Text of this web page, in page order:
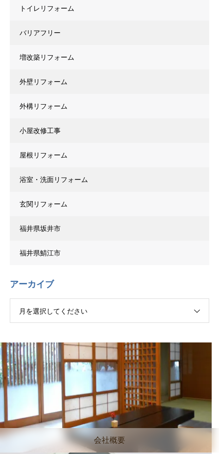
トイレリフォーム
バリアフリー
増改築リフォーム
外壁リフォーム
外構リフォーム
小屋改修工事
屋根リフォーム
浴室・洗面リフォーム
玄関リフォーム
福井県坂井市
福井県鯖江市
アーカイブ
月を選択してください
会社概要